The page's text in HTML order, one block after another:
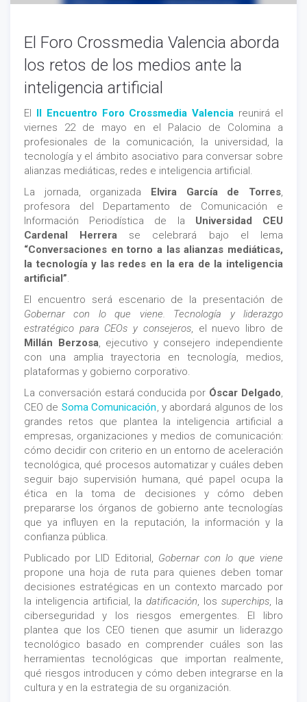
El Foro Crossmedia Valencia aborda
los retos de los medios ante la
inteligencia artificial
El II Encuentro Foro Crossmedia Valencia reunirá el
viernes 22 de mayo en el Palacio de Colomina a
profesionales de la comunicación, la universidad, la
tecnología y el ámbito asociativo para conversar sobre
alianzas mediáticas, redes e inteligencia artificial.
La jornada, organizada Elvira García de Torres,
profesora del Departamento de Comunicación e
Información Periodística de la Universidad CEU
Cardenal Herrera se celebrará bajo el lema
“Conversaciones en torno a las alianzas mediáticas,
la tecnología y las redes en la era de la inteligencia
artificial”.
El encuentro será escenario de la presentación de
Gobernar con lo que viene. Tecnología y liderazgo
estratégico para CEOs y consejeros, el nuevo libro de
Millán Berzosa, ejecutivo y consejero independiente
con una amplia trayectoria en tecnología, medios,
plataformas y gobierno corporativo.
La conversación estará conducida por Óscar Delgado,
CEO de Soma Comunicación, y abordará algunos de los
grandes retos que plantea la inteligencia artificial a
empresas, organizaciones y medios de comunicación:
cómo decidir con criterio en un entorno de aceleración
tecnológica, qué procesos automatizar y cuáles deben
seguir bajo supervisión humana, qué papel ocupa la
ética en la toma de decisiones y cómo deben
prepararse los órganos de gobierno ante tecnologías
que ya influyen en la reputación, la información y la
confianza pública.
Publicado por LID Editorial, Gobernar con lo que viene
propone una hoja de ruta para quienes deben tomar
decisiones estratégicas en un contexto marcado por
la inteligencia artificial, la datificación, los superchips, la
ciberseguridad y los riesgos emergentes. El libro
plantea que los CEO tienen que asumir un liderazgo
tecnológico basado en comprender cuáles son las
herramientas tecnológicas que importan realmente,
qué riesgos introducen y cómo deben integrarse en la
cultura y en la estrategia de su organización.